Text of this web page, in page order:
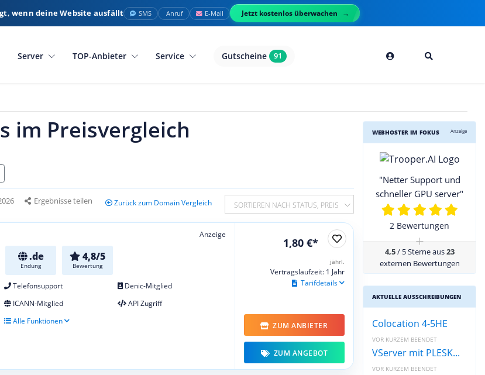
wenn deine Website ausfällt SMS Anruf E-Mail Jetzt kostenlos überwachen
Server TOP-Anbieter Service Gutscheine 91
im Preisvergleich
Ergebnisse teilen Zurück zum Domain Vergleich SORTIEREN NACH STATUS, PREIS
Anzeige
.de
Endung
4,8/5
Bewertung
Telefonsupport
Denic-Mitglied
ICANN-Mitglied
API Zugriff
Alle Funktionen
1,80 €*
jährl.
Vertragslaufzeit: 1 Jahr
Tarifdetails
ZUM ANBIETER
ZUM ANGEBOT
WEBHOSTER IM FOKUS Anzeige
"Netter Support und
schneller GPU server"
2 Bewertungen
+
4,5/ 5 Sterne aus23
externen Bewertungen
AKTUELLE AUSSCHREIBUNGEN
Colocation 4-5HE
VOR KURZEM BEENDET
VServer mit PLESK...
VOR KURZEM BEENDET